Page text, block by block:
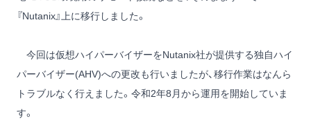
『Nutanix』上に移行しました。
今回は仮想ハイパーバイザーをNutanix社が提供する独自ハイ
パーバイザー(AHV)への更改も行いましたが、移行作業はなんら
トラブルなく行えました。令和2年8月から運用を開始していま
す。